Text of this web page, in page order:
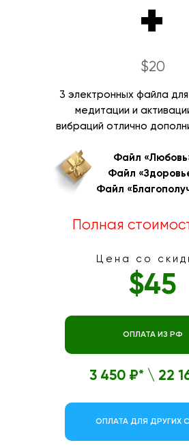
+
3 электронных файла для
медитации и
вибраций отлично
Файл
Файл
Файл
$45
Цена со
$20
ОПЛАТА ДЛЯ ДРУГИХ
Полная
3 450 ₽* \ 22
ОПЛАТА ИЗ РФ